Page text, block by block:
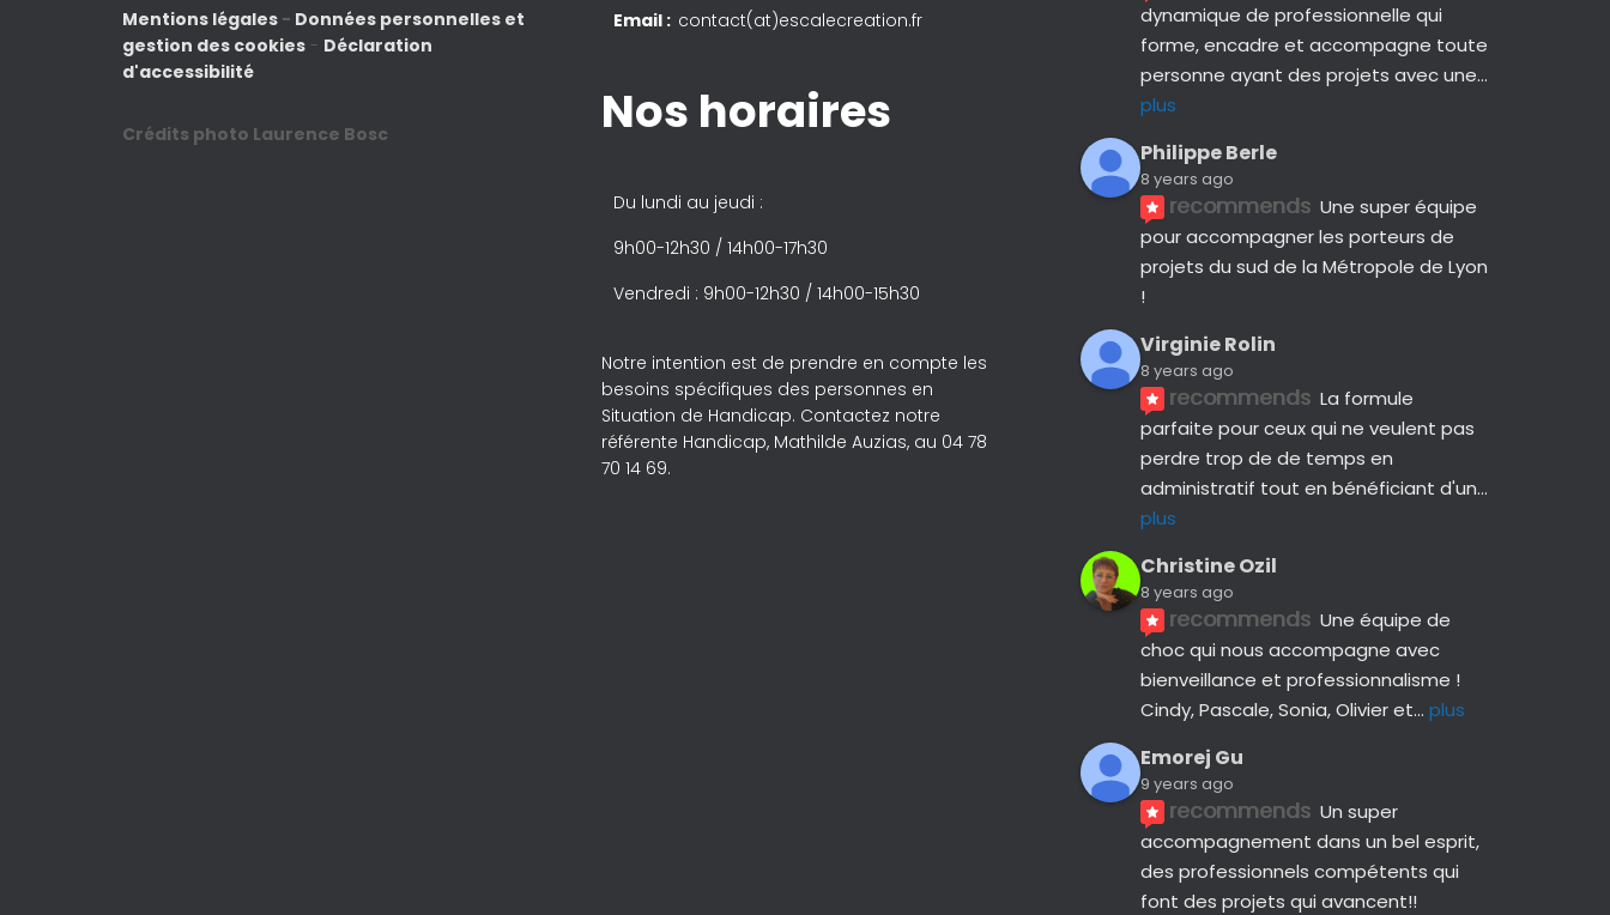
Mentions légales - Données personnelles et
gestion des cookies - Déclaration
d'accessibilité
Crédits photo Laurence Bosc
Email : contact(at)escalecreation.fr
Nos horaires
Du lundi au jeudi :
9h00-12h30 / 14h00-17h30
Vendredi : 9h00-12h30 / 14h00-15h30
Notre intention est de prendre en compte les
besoins spécifiques des personnes en
Situation de Handicap. Contactez notre
référente Handicap, Mathilde Auzias, au 04 78
70 14 69.
dynamique de professionnelle qui
forme, encadre et accompagne toute
personne ayant des projets avec une
plus
Philippe Berle
8 years ago
recommends Une super équipe
pour accompagner les porteurs de
projets du sud de la Métropole de Lyon
!
Virginie Rolin
8 years ago
recommends La formule
parfaite pour ceux qui ne veulent pas
perdre trop de de temps en
administratif tout en bénéficiant d'un
plus
Christine Ozil
8 years ago
recommends Une équipe de
choc qui nous accompagne avec
bienveillance et professionnalisme !
Cindy, Pascale, Sonia, Olivier et... plus
Emorej Gu
9 years ago
recommends Un super
accompagnement dans un bel esprit,
des professionnels compétents qui
font des projets qui avancent!!